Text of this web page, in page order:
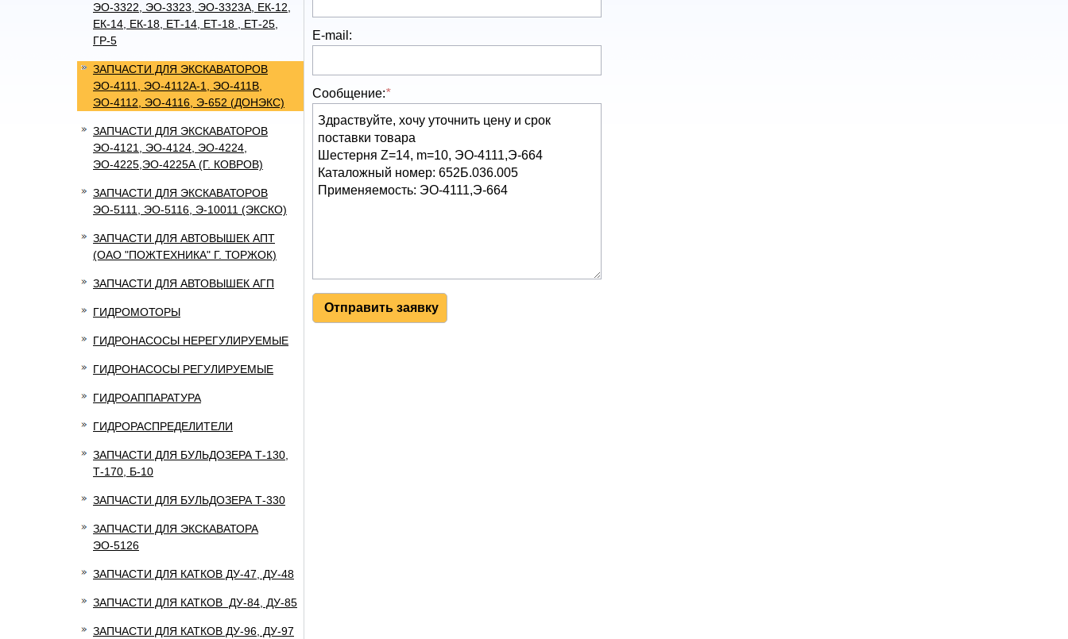
ЭО-3322, ЭО-3323, ЭО-3323А, ЕК-12,
ЕК-14, ЕК-18, ЕТ-14, ЕТ-18 , ЕТ-25,
ГР-5
ЗАПЧАСТИ ДЛЯ ЭКСКАВАТОРОВ
ЭО-4111, ЭО-4112А-1, ЭО-411В,
ЭО-4112, ЭО-4116, Э-652 (ДОНЭКС)
ЗАПЧАСТИ ДЛЯ ЭКСКАВАТОРОВ
ЭО-4121, ЭО-4124, ЭО-4224,
ЭО-4225,ЭО-4225А (Г. КОВРОВ)
ЗАПЧАСТИ ДЛЯ ЭКСКАВАТОРОВ
ЭО-5111, ЭО-5116, Э-10011 (ЭКСКО)
ЗАПЧАСТИ ДЛЯ АВТОВЫШЕК АПТ
(ОАО "ПОЖТЕХНИКА" Г. ТОРЖОК)
ЗАПЧАСТИ ДЛЯ АВТОВЫШЕК АГП
ГИДРОМОТОРЫ
ГИДРОНАСОСЫ НЕРЕГУЛИРУЕМЫЕ
ГИДРОНАСОСЫ РЕГУЛИРУЕМЫЕ
ГИДРОАППАРАТУРА
ГИДРОРАСПРЕДЕЛИТЕЛИ
ЗАПЧАСТИ ДЛЯ БУЛЬДОЗЕРА Т-130,
Т-170, Б-10
ЗАПЧАСТИ ДЛЯ БУЛЬДОЗЕРА Т-330
ЗАПЧАСТИ ДЛЯ ЭКСКАВАТОРА
ЭО-5126
ЗАПЧАСТИ ДЛЯ КАТКОВ ДУ-47, ДУ-48
ЗАПЧАСТИ ДЛЯ КАТКОВ ДУ-84, ДУ-85
ЗАПЧАСТИ ДЛЯ КАТКОВ ДУ-96, ДУ-97
E-mail:
Сообщение:*